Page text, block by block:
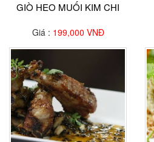
GIÒ HEO MUỐI KIM CHI
Giá : 199,000 VNĐ